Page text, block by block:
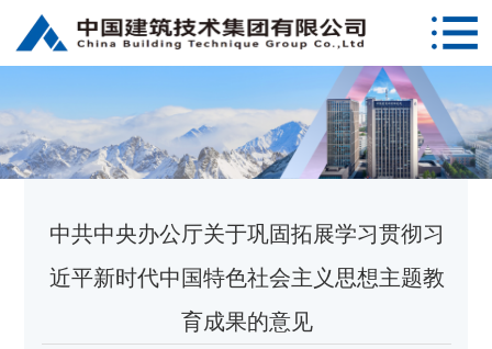
中共中央办公厅关于巩固拓展学习贯彻习
近平新时代中国特色社会主义思想主题教
育成果的意见